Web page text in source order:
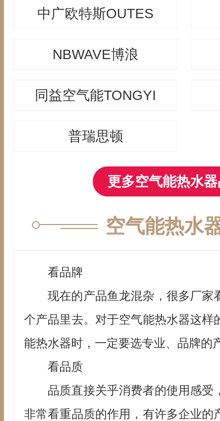
中广欧特斯OUTES
NBWAVE博浪
同益空气能TONGYI
普瑞思顿
更多空气能热水
空气能热水
看品牌
现在的产品鱼龙混杂，很多厂家
个产品里去。对于空气能热水器这样
能热水器时，一定要选专业、品牌的
看品质
品质直接关乎消费者的使用感受
非常看重品质的作用，有许多企业的